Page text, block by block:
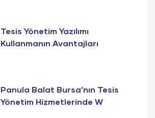
Tesis Yönetim Yazılımı
Kullanmanın Avantajları
Panula Balat Bursa’nın Tesis
Yönetim Hizmetlerinde W